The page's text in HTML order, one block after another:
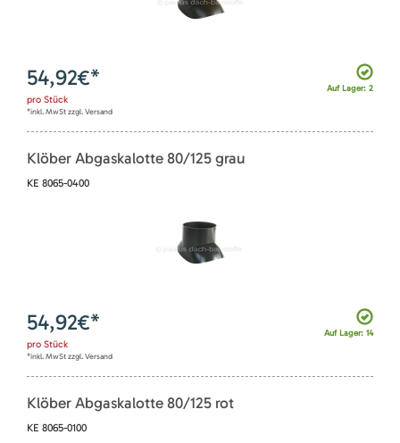
Auf Lager: 2
54,92€*
pro Stück
*inkl. MwSt zzgl. Versand
Klöber Abgaskalotte 80/125 grau
KE 8065-0400
Auf Lager: 14
54,92€*
pro Stück
*inkl. MwSt zzgl. Versand
Klöber Abgaskalotte 80/125 rot
KE 8065-0100